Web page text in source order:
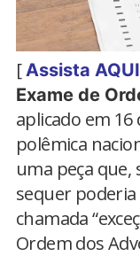
[Assista AQUI
Exame de
aplicado em
polêmica
uma peça
sequer poderia
chamada
Ordem dos